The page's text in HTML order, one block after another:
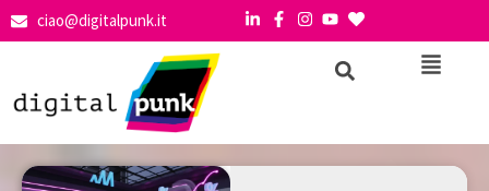
ciao@digitalpunk.it